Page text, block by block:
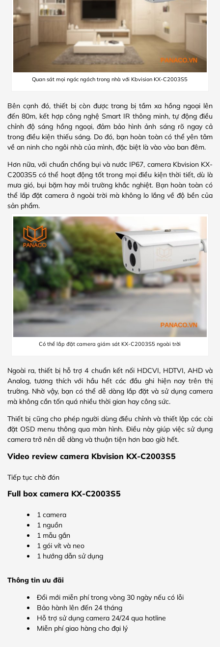
Quan sát mọi ngóc ngách trong nhà với Kbvision KX-C2003S5
Bên cạnh đó, thiết bị còn được trang bị tầm xa hồng ngoại lên
đến 80m, kết hợp công nghệ Smart IR thông minh, tự động điều
chỉnh độ sáng hồng ngoại, đảm bảo hình ảnh sáng rõ ngay cả
trong điều kiện thiếu sáng. Do đó, bạn hoàn toàn có thể yên tâm
về an ninh cho ngôi nhà của mình, đặc biệt là vào vào ban đêm.
Hơn nữa, với chuẩn chống bụi và nước IP67, camera Kbvision KX-
C2003S5 có thể hoạt động tốt trong mọi điều kiện thời tiết, dù là
mưa gió, bụi bặm hay môi trường khắc nghiệt. Bạn hoàn toàn có
thể lắp đặt camera ở ngoài trời mà không lo lắng về độ bền của
sản phẩm.
Có thể lắp đặt camera giám sát KX-C2003S5 ngoài trời
Ngoài ra, thiết bị hỗ trợ 4 chuẩn kết nối HDCVI, HDTVI, AHD và
Analog, tương thích với hầu hết các đầu ghi hiện nay trên thị
trường. Nhờ vậy, bạn có thể dễ dàng lắp đặt và sử dụng camera
mà không cần tốn quá nhiều thời gian hay công sức.
Thiết bị cũng cho phép người dùng điều chỉnh và thiết lập các cài
đặt OSD menu thông qua màn hình. Điều này giúp việc sử dụng
camera trở nên dễ dàng và thuận tiện hơn bao giờ hết.
Video review camera Kbvision KX-C2003S5
Tiếp tục chờ đón
Full box camera KX-C2003S5
1 camera
1 nguồn
1 mẫu gắn
1 gói vít và neo
1 hướng dẫn sử dụng
Thông tin ưu đãi
Đổi mới miễn phí trong vòng 30 ngày nếu có lỗi
Bảo hành lên đến 24 tháng
Hỗ trợ sử dụng camera 24/24 qua hotline
Miễn phí giao hàng cho đại lý